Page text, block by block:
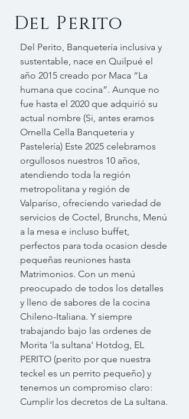
Del Perito
Del Perito, Banquetería inclusiva y
sustentable, nace en Quilpué el
año 2015 creado por Maca “La
humana que cocina”. Aunque no
fue hasta el 2020 que adquirió su
actual nombre (Si, antes eramos
Ornella Cella Banqueteria y
Pastelería) Este 2025 celebramos
orgullosos nuestros 10 años,
atendiendo toda la región
metropolitana y región de
Valparíso, ofreciendo variedad de
servicios de Coctel, Brunchs, Menú
a la mesa e incluso buffet,
perfectos para toda ocasion desde
pequeñas reuniones hasta
Matrimonios. Con un menú
preocupado de todos los detalles
y lleno de sabores de la cocina
Chileno-Italiana. Y siempre
trabajando bajo las ordenes de
Morita 'la sultana' Hotdog, EL
PERITO (perito por que nuestra
teckel es un perrito pequeño) y
tenemos un compromiso claro:
Cumplir los decretos de La sultana.